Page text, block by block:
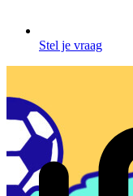
Stel je vraag